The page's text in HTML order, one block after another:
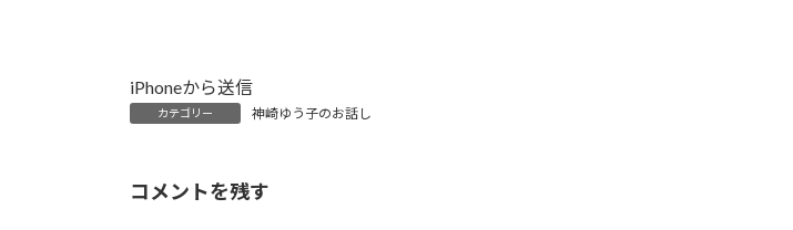
iPhoneから送信
カテゴリー 神崎ゆう子のお話し
コメントを残す